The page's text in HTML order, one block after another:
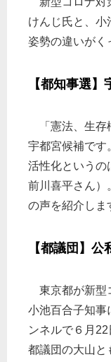
けんじ氏と、小
姿勢の違いがく
【都知事選
「憲法、生存
宇都宮候補です
活性化というの
前川喜平さん）
の声を紹介しま
【都議団】
東京都が新型
小池百合子知事
ンネルで６月
都議団の大山と